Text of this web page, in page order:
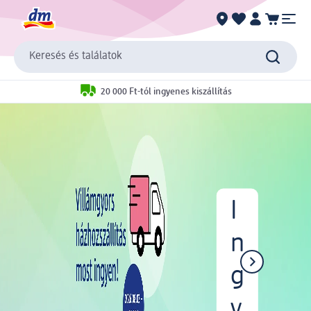
Keresés és találatok
20 000 Ft-tól ingyenes kiszállítás
I
n
g